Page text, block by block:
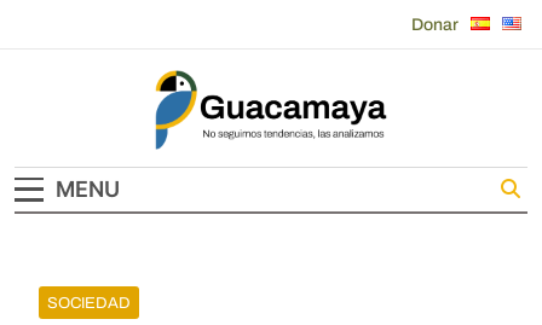
Donar
Guacamaya
MENU
SOCIEDAD